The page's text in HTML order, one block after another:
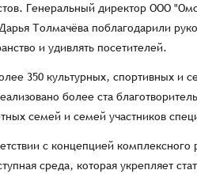
Генеральный директор ООО
Толмачёва поблагодарили
и удивлять посетителей.
350 культурных, спортивных
более ста
семей и семей участников
с концепцией комплексного
среда, которая укрепляет